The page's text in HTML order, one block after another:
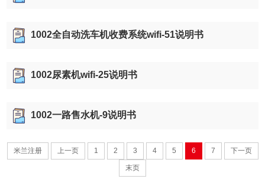
1002全自动洗车机收费系统wifi-51说明书
1002尿素机wifi-25说明书
1002一路售水机-9说明书
米兰注册 上一页 1 2 3 4 5 6 7 下一页
末页